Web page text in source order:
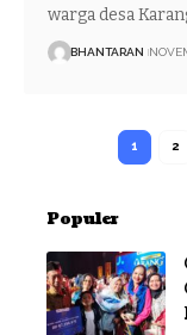
warga desa
BHANTARAN
1 2
Populer